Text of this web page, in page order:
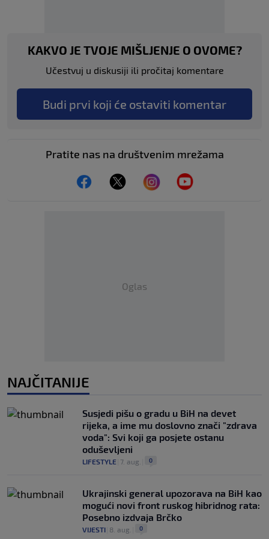
KAKVO JE TVOJE MIŠLJENJE O OVOME?
Učestvuj u diskusiji ili pročitaj komentare
Budi prvi koji će ostaviti komentar
Pratite nas na društvenim mrežama
Oglas
NAJČITANIJE
Susjedi pišu o gradu u BiH na devet
rijeka, a ime mu doslovno znači "zdrava
voda": Svi koji ga posjete ostanu
oduševljeni
LIFESTYLE 7. aug. 0
Ukrajinski general upozorava na BiH kao
mogući novi front ruskog hibridnog rata:
Posebno izdvaja Brčko
VIJESTI 8. aug. 0